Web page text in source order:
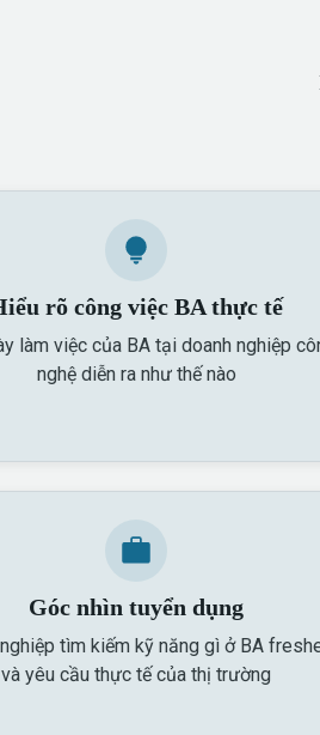
rõ công việc BA thực tế
làm việc của BA tại doanh nghiệp
nghệ diễn ra như thế nào
Góc nhìn tuyển dụng
nghiệp tìm kiếm kỹ năng gì ở BA
và yêu cầu thực tế của thị trường